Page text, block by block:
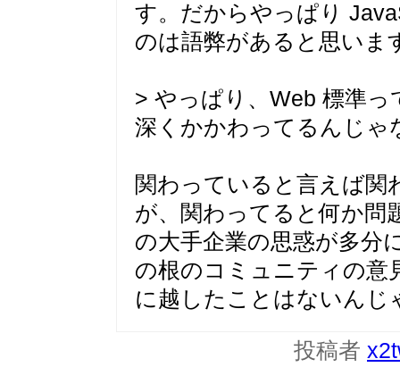
す。だからやっぱり
のは語弊があると思いま
> やっぱり、Web 標準
深くかかわってるんじゃ
関わっていると言えば関
が、関わってると何か問
の大手企業の思惑が多分
の根のコミュニティの意
に越したことはないんじ
投稿者